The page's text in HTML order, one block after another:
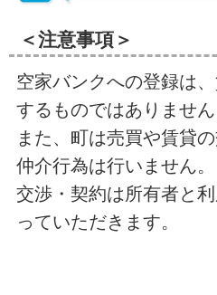
＜注意事項＞
空家バンクへの登録は
するものではありません
また、町は売買や賃貸
仲介行為は行いません。
交渉・契約は所有者と
っていただきます。